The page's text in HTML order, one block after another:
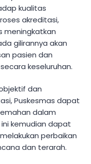
kualitas
akreditasi,
meningkatkan
gilirannya akan
pasien dan
keseluruhan.
dan
Puskesmas dapat
dalam
kemudian dapat
perbaikan
dan terarah.